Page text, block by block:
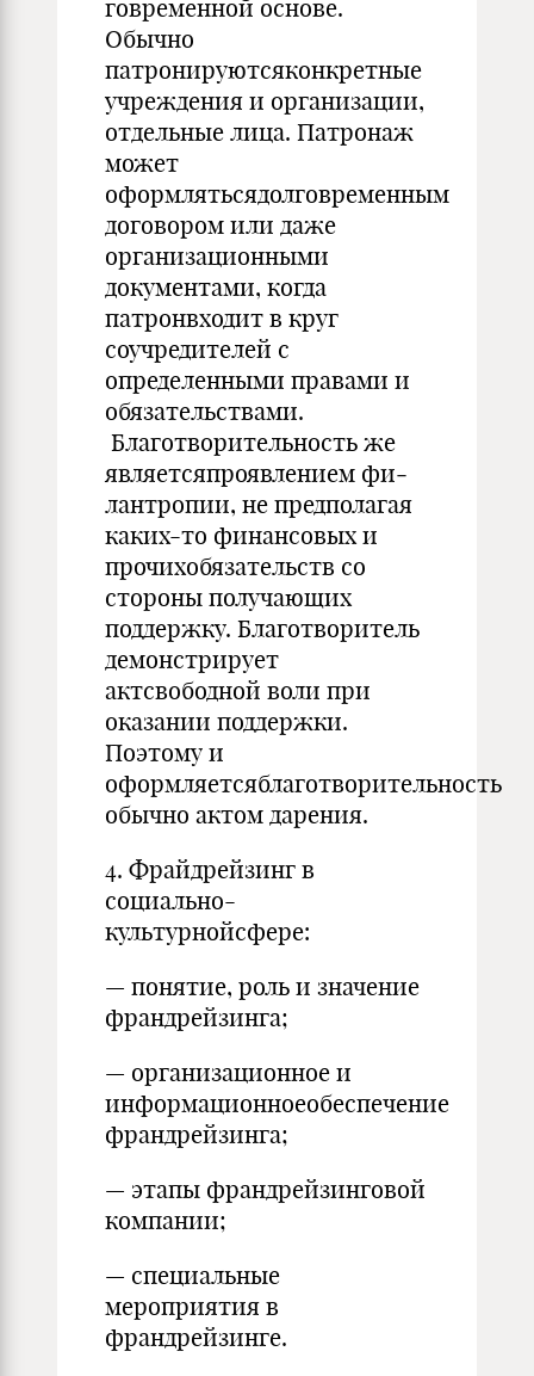
говременной основе.
Обычно
патронируютсяконкретные
учреждения и организации,
отдельные лица. Патронаж
может
оформлятьсядолговременным
договором или даже
организационными
документами, когда
патронвходит в круг
соучредителей с
определенными правами и
обяза­тельствами.
Благотворительность же
являетсяпроявлением фи­
лантропии, не предполагая
каких-то финансовых и
про­чихобязательств со
стороны получающих
поддержку. Благотворитель
демонстрирует
актсвободной воли при
оказании поддержки.
Поэтому и
оформляетсяблаготворительность
обычно ак­том дарения.
4. Фрайдрейзинг в
социально-
культурнойсфере:
— понятие, роль и значение
франдрейзинга;
— организационное и
информационноеобеспечение
франдрейзинга;
— этапы франдрейзинговой
компании;
— специальные
мероприятия в
франдрейзинге.